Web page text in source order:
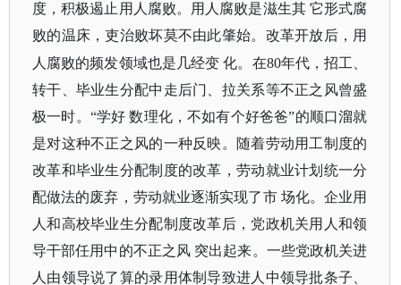
度，积极遏止用人腐败。用人腐败是滋生其 它形式腐
败的温床，吏治败坏莫不由此肇始。改革开放后，用
人腐败的频发领域也是几经变 化。在80年代，招工、
转干、毕业生分配中走后门、拉关系等不正之风曾盛
极一时。“学好 数理化，不如有个好爸爸”的顺口溜就
是对这种不正之风的一种反映。随着劳动用工制度的
改革和毕业生分配制度的改革，劳动就业计划统一分
配做法的废弃，劳动就业逐渐实现了市 场化。企业用
人和高校毕业生分配制度改革后，党政机关用人和领
导干部任用中的不正之风 突出起来。一些党政机关进
人由领导说了算的录用体制导致进人中领导批条子、